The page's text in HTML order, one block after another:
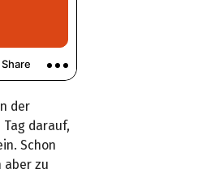
der
darauf,
Schon
aber zu